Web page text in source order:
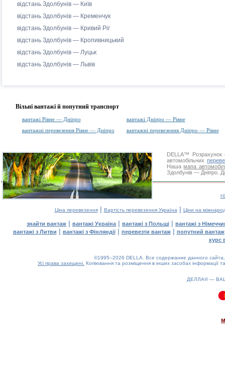
відстань Здолбунів — Київ
відстань Здолбунів — Кременчук
відстань Здолбунів — Кривий Ріг
відстань Здолбунів — Кропивницький
відстань Здолбунів — Луцьк
відстань Здолбунів — Львів
Вільні вантажі й попутний транспорт
вантажі Рівне — Дніпро
вантажі Дніпро — Рівне
вантажні перевезення Рівне — Дніпро
вантажні перевезення Дніпро — Рівне
DELLA™
Розрахунок
автомобільних
Нашамапа
Здолбунів — Дніпро.
Ціна перевезення| Вартість перевезення Україна | Ціни на
знайти вантаж | вантажі Україна | вантажі з Польщі | вантажі з
вантажі з Литви | вантажі з Фінляндії| перевезти вантаж| попутний вантаж
курс
©1995–2026 DELLA. Все содержание данного
Усі права захищені. Копіювання та розміщення в інших засобах інформації
ДЕЛЛА® —